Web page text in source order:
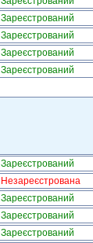
Зареєстрований
Зареєстрований
Зареєстрований
Зареєстрований
Зареєстрований
Незареєстрована
Зареєстрований
Зареєстрований
Зареєстрований